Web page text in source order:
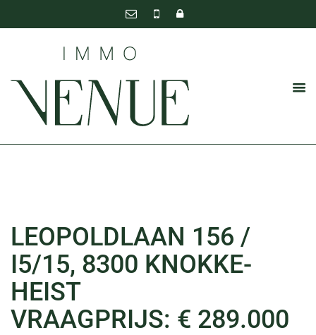
LEOPOLDLAAN 156 /
I5/15, 8300 KNOKKE-
HEIST
VRAAGPRIJS: € 289.000